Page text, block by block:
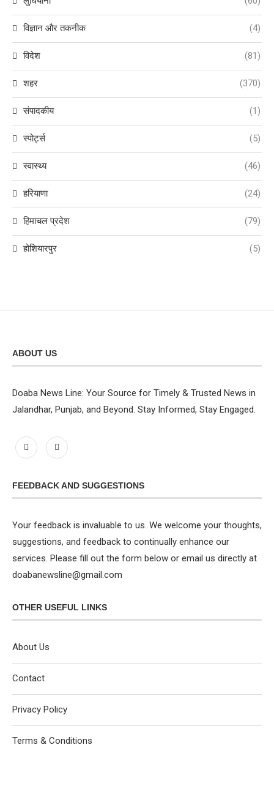
विज्ञान और तकनीक (4)
विदेश (81)
शहर (370)
संपादकीय (1)
स्पोर्ट्स (5)
स्वास्थ्य (46)
हरियाणा (24)
हिमाचल प्रदेश (79)
होशियारपुर (5)
ABOUT US
Doaba News Line: Your Source for Timely & Trusted News in
Jalandhar, Punjab, and Beyond. Stay Informed, Stay Engaged.
FEEDBACK AND SUGGESTIONS
Your feedback is invaluable to us. We welcome your thoughts,
suggestions, and feedback to continually enhance our
services. Please fill out the form below or email us directly at
doabanewsline@gmail.com
OTHER USEFUL LINKS
About Us
Contact
Privacy Policy
Terms & Conditions